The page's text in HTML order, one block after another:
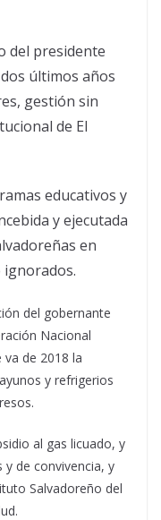
del presidente
últimos años
gestión sin
de El
educativos y
y ejecutada
en
del gobernante
Nacional
de 2018 la
y refrigerios
al gas licuado, y
de convivencia, y
Salvadoreño del